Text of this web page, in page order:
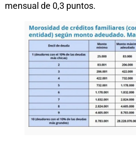
mensual de 0,3 puntos.